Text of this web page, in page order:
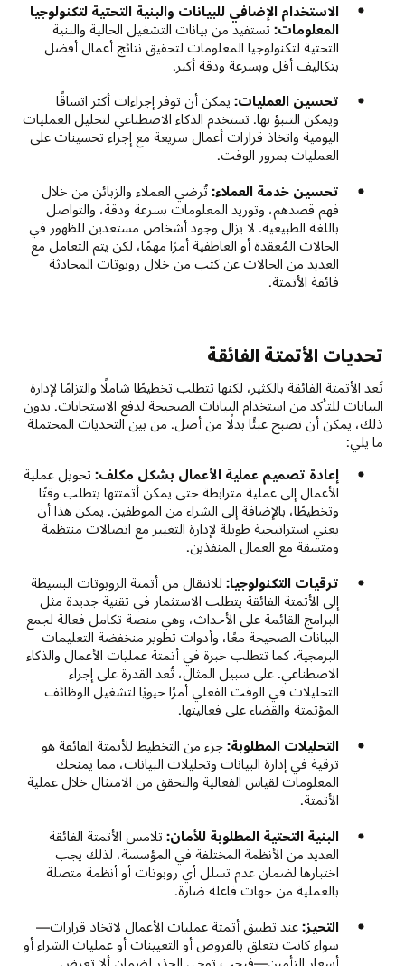
الاستخدام الإضافي للبيانات والبنية التحتية لتكنولوجيا
المعلومات: تستفيد من بيانات التشغيل الحالية والبنية
التحتية لتكنولوجيا المعلومات لتحقيق نتائج أعمال أفضل
بتكاليف أقل وبسرعة ودقة أكبر.
تحسين العمليات: يمكن أن توفر إجراءات أكثر اتساقًا
ويمكن التنبؤ بها. تستخدم الذكاء الاصطناعي لتحليل العمليات
اليومية واتخاذ قرارات أعمال سريعة مع إجراء تحسينات على
العمليات بمرور الوقت.
تحسين خدمة العملاء: تُرضي العملاء والزبائن من خلال
فهم قصدهم، وتوريد المعلومات بسرعة ودقة، والتواصل
باللغة الطبيعية. لا يزال وجود أشخاص مستعدين للظهور في
الحالات المُعقدة أو العاطفية أمرًا مهمًا، لكن يتم التعامل مع
العديد من الحالات عن كثب من خلال روبوتات المحادثة
فائقة الأتمتة.
تحديات الأتمتة الفائقة
تَعد الأتمتة الفائقة بالكثير، لكنها تتطلب تخطيطًا شاملًا والتزامًا لإدارة
البيانات للتأكد من استخدام البيانات الصحيحة لدفع الاستجابات. بدون
ذلك، يمكن أن تصبح عبئًا بدلًا من أصل. من بين التحديات المحتملة
ما يلي:
إعادة تصميم عملية الأعمال بشكل مكلف: تحويل عملية
الأعمال إلى عملية مترابطة حتى يمكن أتمتتها يتطلب وقتًا
وتخطيطًا، بالإضافة إلى الشراء من الموظفين. يمكن هذا أن
يعني استراتيجية طويلة لإدارة التغيير مع اتصالات منتظمة
ومتسقة مع العمال المنفذين.
ترقيات التكنولوجيا: للانتقال من أتمتة الروبوتات البسيطة
إلى الأتمتة الفائقة يتطلب الاستثمار في تقنية جديدة مثل
البرامج القائمة على الأحداث، وهي منصة تكامل فعالة لجمع
البيانات الصحيحة معًا، وأدوات تطوير منخفضة التعليمات
البرمجية. كما تتطلب خبرة في أتمتة عمليات الأعمال والذكاء
الاصطناعي. على سبيل المثال، تُعد القدرة على إجراء
التحليلات في الوقت الفعلي أمرًا حيويًا لتشغيل الوظائف
المؤتمتة والقضاء على فعاليتها.
التحليلات المطلوبة: جزء من التخطيط للأتمتة الفائقة هو
ترقية في إدارة البيانات وتحليلات البيانات، مما يمنحك
المعلومات لقياس الفعالية والتحقق من الامتثال خلال عملية
الأتمتة.
البنية التحتية المطلوبة للأمان: تلامس الأتمتة الفائقة
العديد من الأنظمة المختلفة في المؤسسة، لذلك يجب
اختبارها لضمان عدم تسلل أي روبوتات أو أنظمة متصلة
بالعملية من جهات فاعلة ضارة.
التحيز: عند تطبيق أتمتة عمليات الأعمال لاتخاذ قرارات—
سواء كانت تتعلق بالقروض أو التعيينات أو عمليات الشراء أو